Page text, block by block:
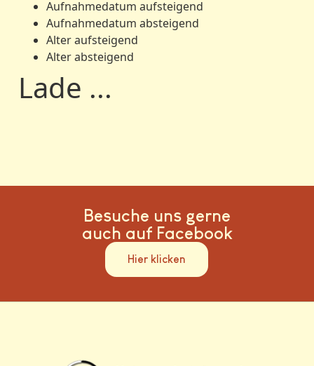
Aufnahmedatum aufsteigend
Aufnahmedatum absteigend
Alter aufsteigend
Alter absteigend
Lade ...
Besuche uns gerne
auch auf Facebook
Hier klicken